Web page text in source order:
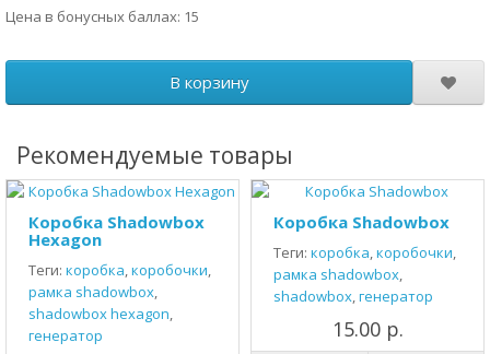
Цена в бонусных баллах: 15
В корзину
Рекомендуемые товары
Коробка Shadowbox
Hexagon
Теги: коробка,коробочки,
рамка shadowbox,
shadowbox hexagon,
генератор
Коробка Shadowbox
Теги: коробка,коробочки,
рамка shadowbox,
shadowbox,генератор
15.00 р.